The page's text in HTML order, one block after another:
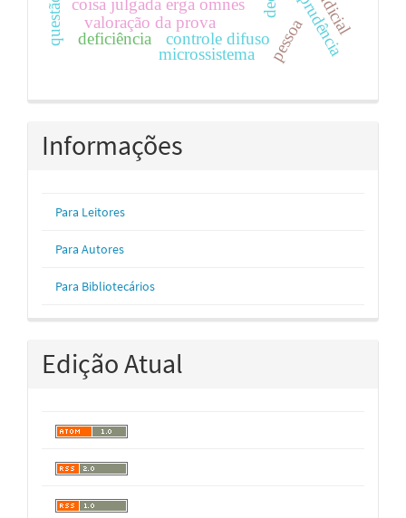
valoração da prova
controle difuso
microssistema pessoa
deficiência
Informações
Para Leitores
Para Autores
Para Bibliotecários
Edição Atual